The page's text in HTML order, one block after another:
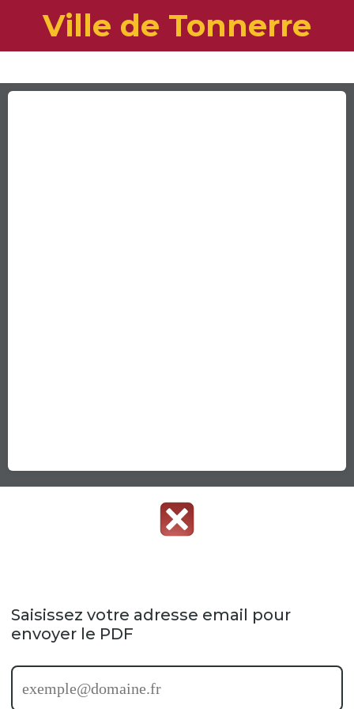
Ville de Tonnerre
Saisissez votre adresse email pour
envoyer le PDF